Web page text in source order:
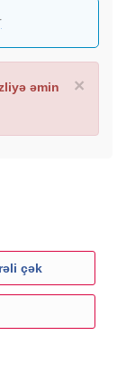
×
əmin
çək